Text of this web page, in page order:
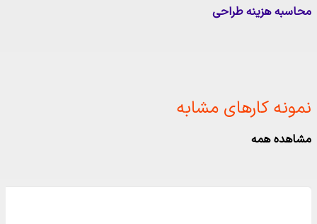
محاسبه هزینه طراحی
نمونه کارهای مشابه ​
مشاهده همه